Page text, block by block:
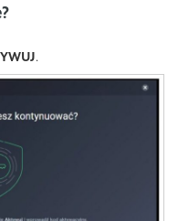
.